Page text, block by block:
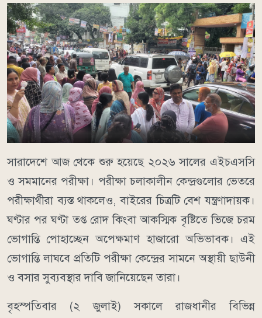
সারাদেশে আজ থেকে শুরু হয়েছে ২০২৬ সালের এইচএসসি
ও সমমানের পরীক্ষা। পরীক্ষা চলাকালীন কেন্দ্রগুলোর ভেতরে
পরীক্ষার্থীরা ব্যস্ত থাকলেও, বাইরের চিত্রটি বেশ যন্ত্রণাদায়ক।
ঘণ্টার পর ঘণ্টা তপ্ত রোদ কিংবা আকস্মিক বৃষ্টিতে ভিজে চরম
ভোগান্তি পোহাচ্ছেন অপেক্ষমাণ হাজারো অভিভাবক। এই
ভোগান্তি লাঘবে প্রতিটি পরীক্ষা কেন্দ্রের সামনে অস্থায়ী ছাউনী
ও বসার সুব্যবস্থার দাবি জানিয়েছেন তারা।
বৃহস্পতিবার (২ জুলাই) সকালে রাজধানীর বিভিন্ন